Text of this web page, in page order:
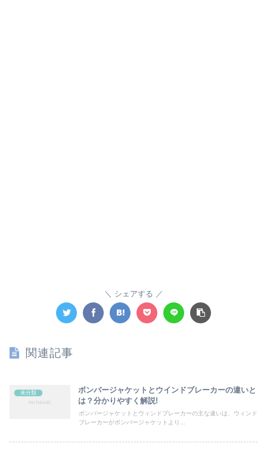
シェアする
関連記事
未分類
ボンバージャケットとウインドブレーカーの違いと
は？分かりやすく解説!
ボンバージャケットとウィンドブレーカーの主な違いは、ウィンド
ブレーカーがボンバージャケットより...